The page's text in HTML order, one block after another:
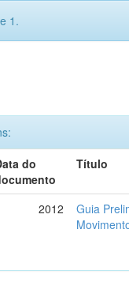
1.
do
Título
2012
Guia